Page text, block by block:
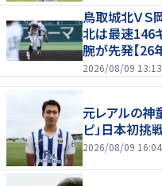
鳥取城北ＶＳ
北は最速146
腕が先発【26
2026/08/09 13:13
元レアルの神
ピ」日本初
2026/08/09 16:04